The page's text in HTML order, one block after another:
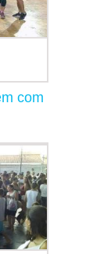
com